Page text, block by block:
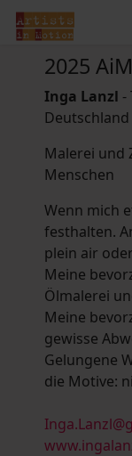
2025
Inga Lanzl -
Deutschland
Malerei und
Menschen
Wenn mich
festhalten.
plein air
Meine
Ölmalerei
Meine
gewisse
Gelungene
die Motive: